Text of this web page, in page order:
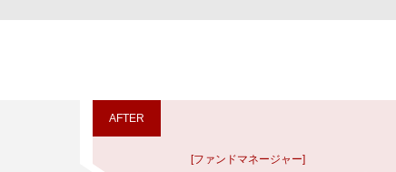
AFTER
[ファンドマネージャー]